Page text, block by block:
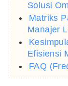
Solusi
Matriks
Manajer
Efisiensi
FAQ